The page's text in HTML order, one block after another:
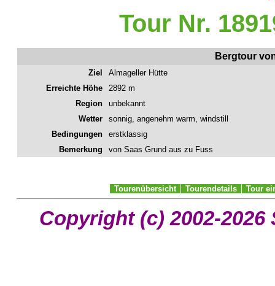
Tour Nr.
Bergtour
Ziel
Almageller Hütte
Erreichte Höhe
2892 m
Region
unbekannt
Wetter
sonnig, angenehm warm, windstill
Bedingungen
erstklassig
Bemerkung
von Saas Grund aus zu Fuss
Tourenübersicht Tourendetails Tour
Copyright (c) 2002-